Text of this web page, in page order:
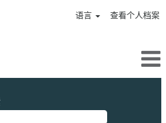
语言 查看个人档案